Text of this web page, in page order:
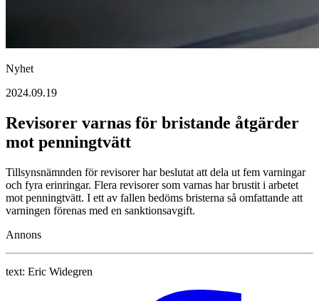
Nyhet
2024.09.19
Revisorer varnas för bristande åtgärder
mot penningtvätt
Tillsynsnämnden för revisorer har beslutat att dela ut fem varningar
och fyra erinringar. Flera revisorer som varnas har brustit i arbetet
mot penningtvätt. I ett av fallen bedöms bristerna så omfattande att
varningen förenas med en sanktionsavgift.
Annons
text: Eric Widegren